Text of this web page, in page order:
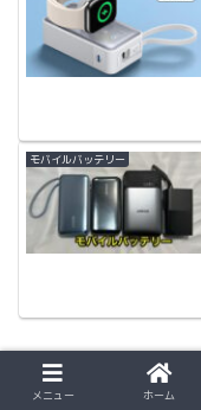
モバイルバッテリー
メニュー ホーム